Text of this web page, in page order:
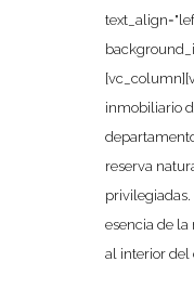
inmobiliario
reserva
esencia de
al interior del